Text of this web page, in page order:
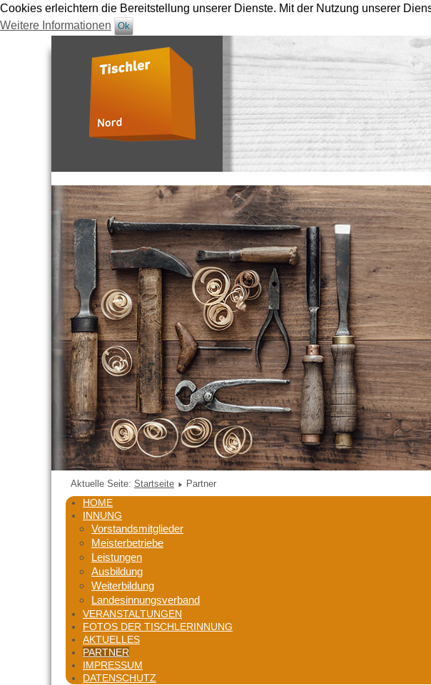
Cookies erleichtern die Bereitstellung unserer Dienste. Mit der Nutzung unserer
Weitere Informationen
Ok
Aktuelle Seite: Startseite Partner
HOME
INNUNG
Vorstandsmitglieder
Meisterbetriebe
Leistungen
Ausbildung
Weiterbildung
Landesinnungsverband
VERANSTALTUNGEN
FOTOS DER TISCHLERINNUNG
AKTUELLES
PARTNER
IMPRESSUM
DATENSCHUTZ